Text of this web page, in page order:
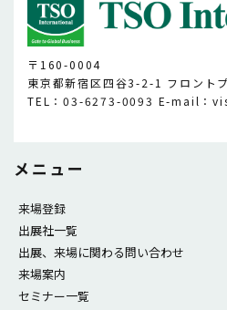
〒160-0004
東京都新宿区四谷3-2-1 フロント
TEL：03-6273-0093 E-mail：
メニュー
来場登録
出展社一覧
出展、来場に関わる問い合わせ
来場案内
セミナー一覧